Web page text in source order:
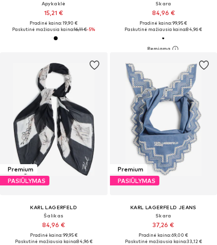
Apykaklė
15,21 €
Pradinė kaina: 19,90 €
Paskutinė mažiausia kaina:16,11 €-5%
Skara
84,96 €
Pradinė kaina: 99,95 €
Paskutinė mažiausia kaina:84,96 €
Premium
PASIŪLYMAS
KARL LAGERFELD
Šalikas
84,96 €
Pradinė kaina: 99,95 €
Paskutinė mažiausia kaina:84,96 €
Premium
PASIŪLYMAS
KARL LAGERFELD JEANS
Skara
37,26 €
Pradinė kaina: 69,00 €
Paskutinė mažiausia kaina:33,12 €